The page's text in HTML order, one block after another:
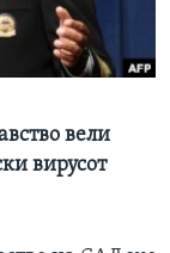
вели
вирусот